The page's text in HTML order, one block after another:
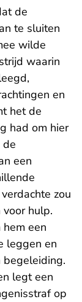
de
te sluiten
wilde
waarin
en
het de
had om hier
de
een
zou
hulp.
een
leggen en
legt een
op